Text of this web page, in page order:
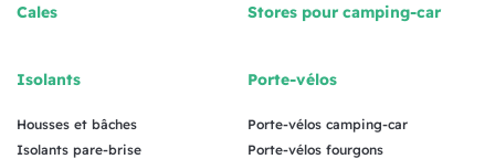
Cales
Isolants
Housses et bâches
Isolants pare-brise
Stores pour camping-car
Porte-vélos
Porte-vélos camping-car
Porte-vélos fourgons